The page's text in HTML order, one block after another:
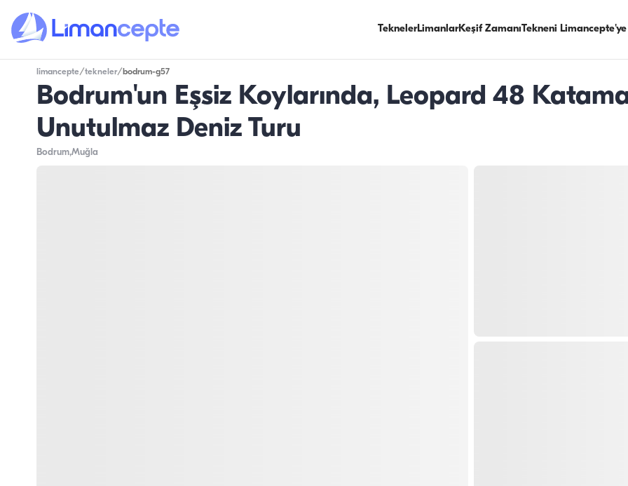
TeknelerLimanlarKeşif ZamanıTekneni
limancepte/tekneler/ bodrum-g57
Bodrum'un Eşsiz Koylarında, Leopard 48
Unutulmaz Deniz Turu
Bodrum,Muğla